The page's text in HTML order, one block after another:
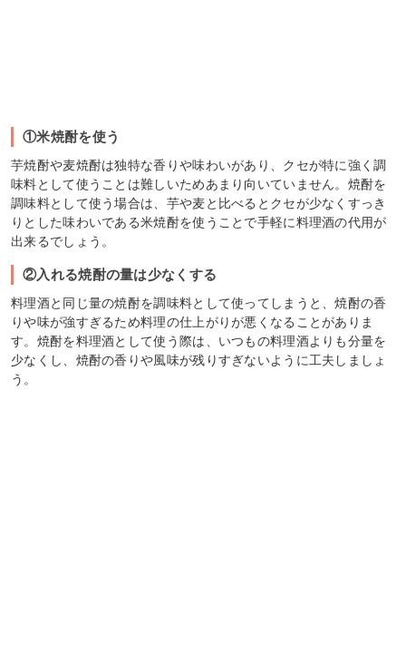
①米焼酎を使う
芋焼酎や麦焼酎は独特な香りや味わいがあり、クセが特に強く調
味料として使うことは難しいためあまり向いていません。焼酎を
調味料として使う場合は、芋や麦と比べるとクセが少なくすっき
りとした味わいである米焼酎を使うことで手軽に料理酒の代用が
出来るでしょう。
②入れる焼酎の量は少なくする
料理酒と同じ量の焼酎を調味料として使ってしまうと、焼酎の香
りや味が強すぎるため料理の仕上がりが悪くなることがありま
す。焼酎を料理酒として使う際は、いつもの料理酒よりも分量を
少なくし、焼酎の香りや風味が残りすぎないように工夫しましょ
う。